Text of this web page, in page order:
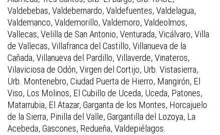
Valdebebas, Valdebernardo, Valdefuentes, Valdelagua,
Valdemanco, Valdemorillo, Valdemoro, Valdeolmos,
Vallecas, Velilla de San Antonio, Venturada, Vicálvaro, Villa
de Vallecas, Villafranca del Castillo, Villanueva de la
Cañada, Villanueva del Pardillo, Villaverde, Vinateros,
Vilaviciosa de Odón, Virgen del Cortijo, Urb. Vistasierra,
Urb. Montenebro, Ciudad Puerta de Hierro, Mangirón, El
Viso, Los Molinos, El Cubillo de Uceda, Uceda, Patones,
Matarrubia, El Atazar, Garganta de los Montes, Horcajuelo
de la Sierra, Pinilla del Valle, Gargantilla del Lozoya, La
Acebeda, Gascones, Redueña, Valdepiélagos.